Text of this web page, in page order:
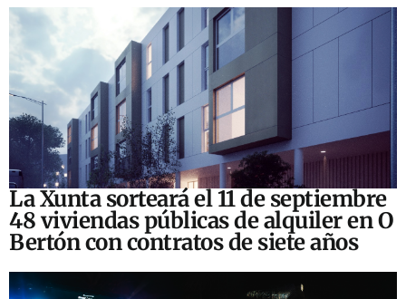
La Xunta sorteará el 11 de septiembre
48 viviendas públicas de alquiler en O
Bertón con contratos de siete años